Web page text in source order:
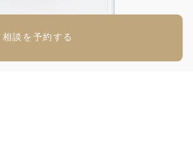
相談を予約する